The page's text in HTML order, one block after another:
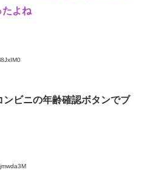
たよね
ンビニの年齢確認ボタンでブ